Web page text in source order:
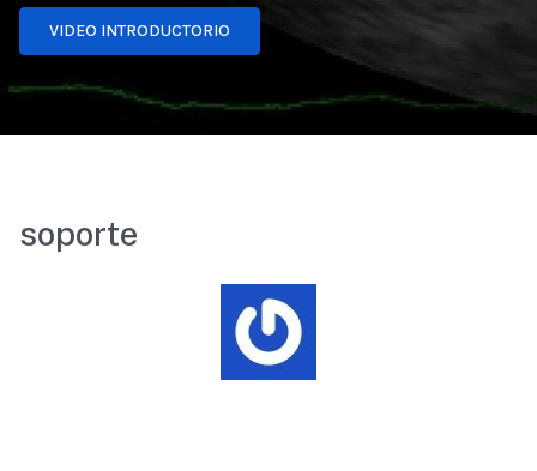
VIDEO INTRODUCTORIO
soporte